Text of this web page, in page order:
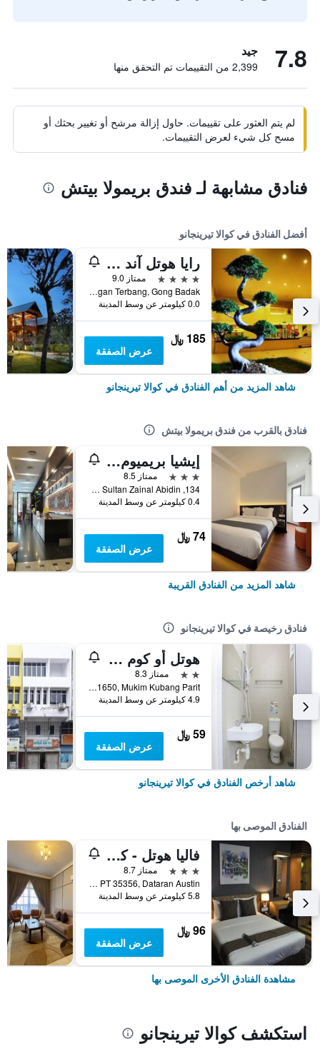
7.8 جيد
2,399 من التقييمات تم التحقق منها
لم يتم العثور على تقييمات. حاول إزالة مرشح أو تغيير بحثك أو
مسح كل شيء لعرض التقييمات.
فنادق مشابهة لـ فندق بريمولا بيتش
أفضل الفنادق في كوالا تيرينجانو
رايا هوتل آند كونفينشن سنتر تيرينجانو
4 نجوم
ممتاز 9.0
Jalan Lapangan Terbang, Gong Badak, كوالا تيرينجانو, ماليزيا
0.0 كيلومتر عن وسط المدينة
185 ﷼
عرض الصفقة
شاهد المزيد من أهم الفنادق في كوالا تيرينجانو
فنادق بالقرب من فندق بريمولا بيتش
إيشيا بريميوم هوتل كوالا تيرينجانو
3 نجوم
ممتاز 8.5
134, 2nd Floor, Jalan Sultan Zainal Abidin, كوالا تيرينجانو, ماليزيا
0.4 كيلومتر عن وسط المدينة
74 ﷼
عرض الصفقة
شاهد المزيد من الفنادق القريبة
فنادق رخيصة في كوالا تيرينجانو
هوتل أو كوم إن بريميوم
2 نجمتين
ممتاز 8.3
Lot PT 1650, Mukim Kubang Parit, كوالا تيرينجانو, ماليزيا
4.9 كيلومتر عن وسط المدينة
59 ﷼
عرض الصفقة
شاهد أرخص الفنادق في كوالا تيرينجانو
الفنادق الموصى بها
فاليا هوتل - كوالا تيرينغانو
3 نجوم
ممتاز 8.7
Lot PT 35356, Dataran Austin, كوالا تيرينجانو, ماليزيا
5.8 كيلومتر عن وسط المدينة
96 ﷼
عرض الصفقة
مشاهدة الفنادق الأخرى الموصى بها
استكشف كوالا تيرينجانو